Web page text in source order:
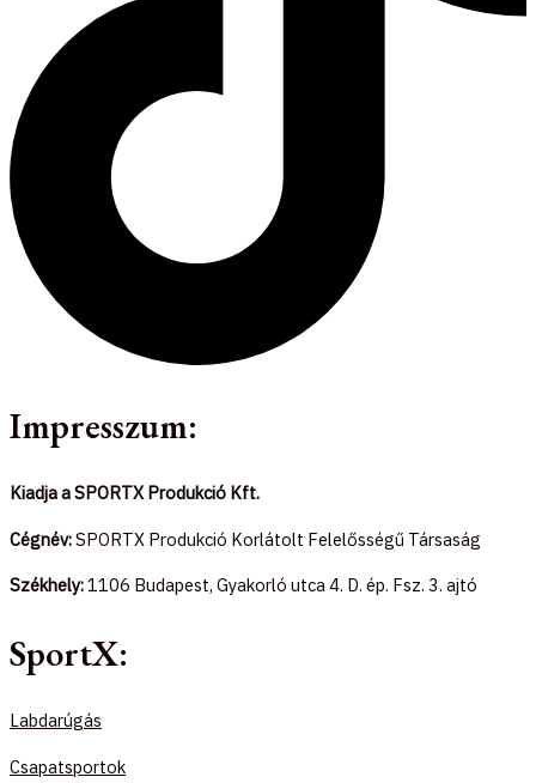
Impresszum:
Kiadja a SPORTX Produkció Kft.
Cégnév:SPORTX Produkció Korlátolt Felelősségű Társaság
Székhely:1106 Budapest, Gyakorló utca 4. D. ép. Fsz. 3. ajtó
SportX:
Labdarúgás
Csapatsportok